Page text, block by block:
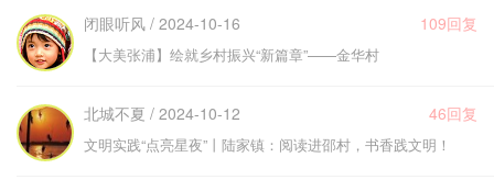
闭眼听风 / 2024-10-16 109回复
【大美张浦】绘就乡村振兴“新篇章”——金华村
北城不夏 / 2024-10-12 46回复
文明实践“点亮星夜”丨陆家镇：阅读进邵村，书香践文明！